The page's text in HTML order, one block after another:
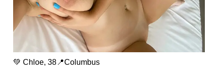
💚 Chloe, 38📍Columbus